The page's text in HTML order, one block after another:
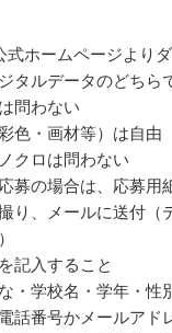
ホームページよりダ
タルデータのどちら
問わない
色・画材等）は自由
クロは問わない
募の場合は、応募用
り、メールに送付（
記入すること
・学校名・学年・性
話番号かメールアド